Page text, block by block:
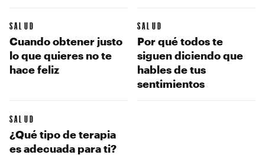
SALUD
Cuando obtener justo
lo que quieres no te
hace feliz
SALUD
Por qué todos te
siguen diciendo que
hables de tus
sentimientos
SALUD
¿Qué tipo de terapia
es adecuada para ti?